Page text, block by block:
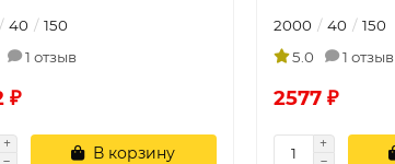
40
150
1 отзыв
₽
В корзину
2000 40
150
5.0
1 отзыв
2577 ₽